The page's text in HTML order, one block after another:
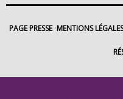
PAGE PRESSE MENTIONS LÉGALES